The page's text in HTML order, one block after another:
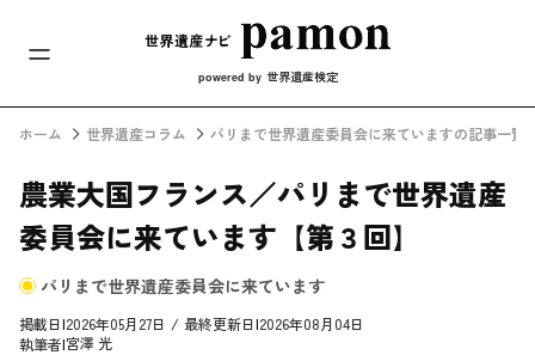
メインナビ
powered by 世界遺産検定
ホーム 世界遺産コラム パリまで世界遺産委員会に来ていますの記事一覧
農業大国フランス／パリまで世界遺産
委員会に来ています【第３回】
パリまで世界遺産委員会に来ています
掲載日|2026年05月27日 / 最終更新日|2026年08月04日
執筆者|宮澤 光